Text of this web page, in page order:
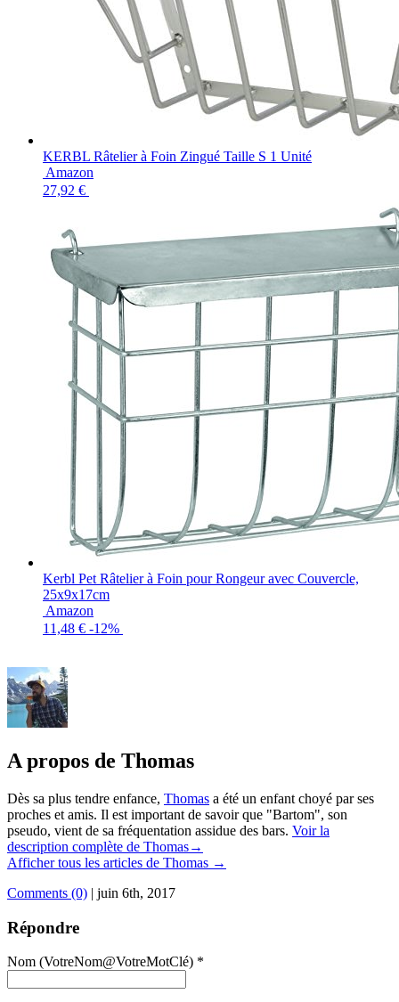
KERBL Râtelier à Foin Zingué Taille S 1 Unité
Amazon
27,92 €
Kerbl Pet Râtelier à Foin pour Rongeur avec Couvercle,
25x9x17cm
Amazon
11,48 € -12%
A propos de Thomas
Dès sa plus tendre enfance, Thomas a été un enfant choyé par ses
proches et amis. Il est important de savoir que "Bartom", son
pseudo, vient de sa fréquentation assidue des bars. Voir la
description complète de Thomas→
Afficher tous les articles de Thomas →
Comments (0) | juin 6th, 2017
Répondre
Nom (VotreNom@VotreMotClé) *